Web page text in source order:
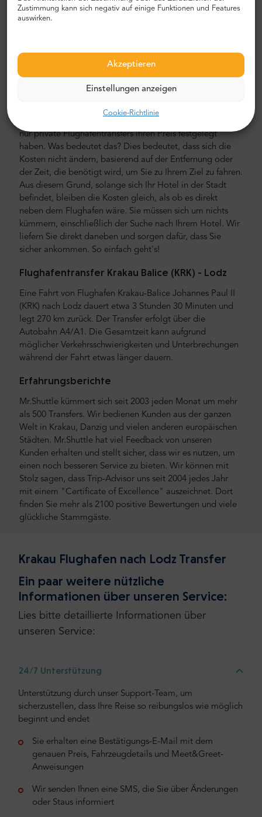
Zustimmung kann sich negativ auf einige Funktionen und Features
auswirken.
Akzeptieren
Einstellungen anzeigen
Cookie-Richtlinie
erfahrenen erfahrenen Fahrern, die fließend Englisch
Der Preis für den privaten Flughafentransfer von Mr.
Shuttle ist niedriger als der eines Flughafentaxis. Unsere
Preise sind fest, ohne versteckte Kosten. Sie müssen nicht
mit Bargeld bezahlen. Sie können im Voraus mit Ihrer
nur private Flughafentransfers ihren Preis festgelegt
haben. Was bedeutet das? Dies bedeutet, dass sich die
Kosten nicht ändern, basierend auf der Entfernung oder
der Zeit, die benötigt wird, um Sie zu Ihrem Ziel zu fahren.
Aus diesem Grund, solange sich Ihr Hotel in der Stadt
befindet, bleiben die Kosten gleich, als ob es direkt
neben dem Flughafen wäre. Sie müssen sich um nichts
kümmern, einschließlich der Suche nach Ihrem Hotel. Wir
liefern Sie direkt daneben und sorgen dafür, dass Sie
sicher ankommen. So einfach geht's!
Flughafentransfer Krakau Balice (KRK) - Lodz
Eine Fahrt von Flughafen Krakau-Balice Johannes Paul II
(KRK) nach Lodz dauert etwa 3 Stunden 30 Minuten und
legt 270 km zurück. Der Transfer erfolgt über die
Autobahn A4/A1. Die Gesamtzeit kann aufgrund
möglicher Verkehrsschwierigkeiten und Unterbrechungen
während der Fahrt etwas länger dauern.
Erfahrungsberichte
Mr.Shuttle kümmert sich seit 2003 jeden Monat um mehr
als 500 Transfers. Wir bedienen Kunden aus der ganzen
Welt in Krakau, Danzig und vielen anderen europäischen
Städten. Mr.Shuttle hat viel Feedback von unseren
Kunden erhalten und stellt sicher, dass wir es nutzen, um
einen noch besseren Service zu bieten. Wir können mit
Stolz sagen, dass Trip-Advisor uns seit 2004 jedes Jahr
mit einem "Certificate of Excellence" auszeichnet. Dort
finden Sie mehr als 2100 positive Bewertungen und viele
glückliche Stammgäste.
Krakau Flughafen nach Lodz Transfer
Ein paar weitere nützliche
Informationen über unseren Service:
Lies bitte detaillierte Informationen über
unseren Service:
24/7 Unterstützung
Unterstützung durch unser Support-Team, um
sicherzustellen, dass Ihre Reise so reibungslos wie möglich
beginnt und endet
Sie erhalten eine Bestätigungs-E-Mail mit dem
genauen Preis, Fahrzeugdetails und Meet&Greet-
Anweisungen
Wir senden Ihnen eine SMS, die Sie über Änderungen
oder Staus informiert